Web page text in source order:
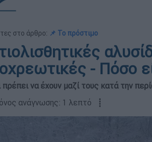
στο άρθρο: 📌 Το πρόστιμο
- Πόσο
πρέπει να έχουν μαζί τους κατά την
ανάγνωσης: 1 λεπτό ┋